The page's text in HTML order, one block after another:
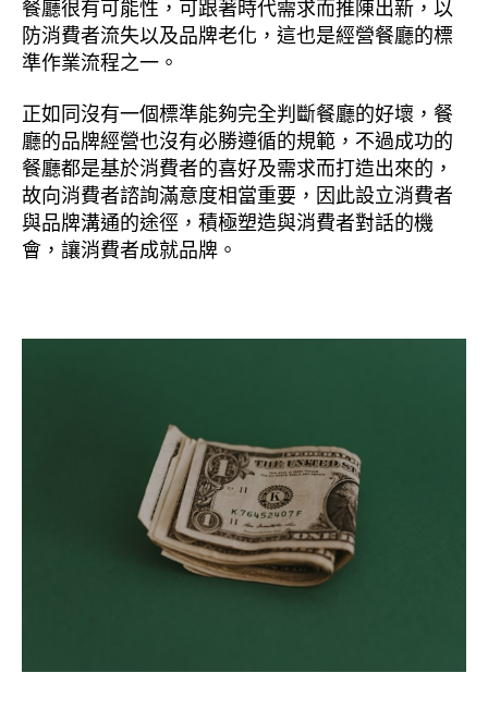
餐廳很有可能性，可跟著時代需求而推陳出新，以
防消費者流失以及品牌老化，這也是經營餐廳的標
準作業流程之一。
正如同沒有一個標準能夠完全判斷餐廳的好壞，餐
廳的品牌經營也沒有必勝遵循的規範，不過成功的
餐廳都是基於消費者的喜好及需求而打造出來的，
故向消費者諮詢滿意度相當重要，因此設立消費者
與品牌溝通的途徑，積極塑造與消費者對話的機
會，讓消費者成就品牌。